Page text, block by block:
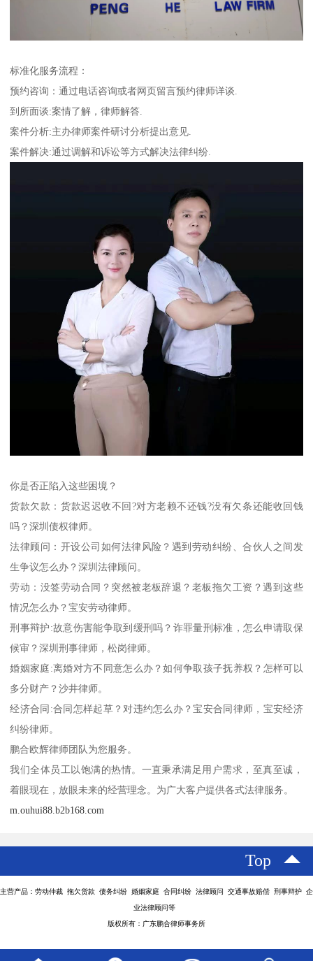
标准化服务流程：
预约咨询：通过电话咨询或者网页留言预约律师详谈.
到所面谈:案情了解，律师解答.
案件分析:主办律师案件研讨分析提出意见.
案件解决:通过调解和诉讼等方式解决法律纠纷.
你是否正陷入这些困境？
货款欠款：货款迟迟收不回?对方老赖不还钱?没有欠条还能收回钱
吗？深圳债权律师。
法律顾问：开设公司如何法律风险？遇到劳动纠纷、合伙人之间发
生争议怎么办？深圳法律顾问。
劳动：没签劳动合同？突然被老板辞退？老板拖欠工资？遇到这些
情况怎么办？宝安劳动律师。
刑事辩护:故意伤害能争取到缓刑吗？诈罪量刑标准，怎么申请取保
候审？深圳刑事律师，松岗律师。
婚姻家庭:离婚对方不同意怎么办？如何争取孩子抚养权？怎样可以
多分财产？沙井律师。
经济合同:合同怎样起草？对违约怎么办？宝安合同律师，宝安经济
纠纷律师。
鹏合欧辉律师团队为您服务。
我们全体员工以饱满的热情。一直秉承满足用户需求，至真至诚，
着眼现在，放眼未来的经营理念。为广大客户提供各式法律服务。
m.ouhui88.b2b168.com
Top
主营产品：劳动仲裁 拖欠货款 债务纠纷 婚姻家庭 合同纠纷 法律顾问 交通事故赔偿 刑事辩护 企
业法律顾问等
版权所有：广东鹏合律师事务所